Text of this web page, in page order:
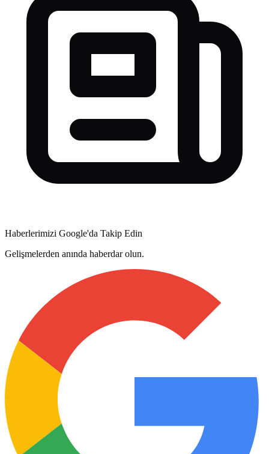
Haberlerimizi Google'da Takip Edin
Gelişmelerden anında haberdar olun.